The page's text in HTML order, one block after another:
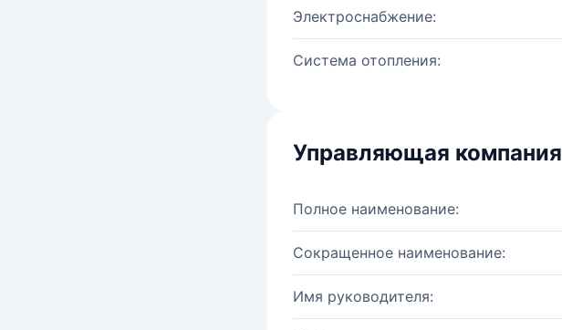
Электроснабжение:
Система отопления:
Управляющая компания
Полное наименование:
Сокращенное наименование:
Имя руководителя: